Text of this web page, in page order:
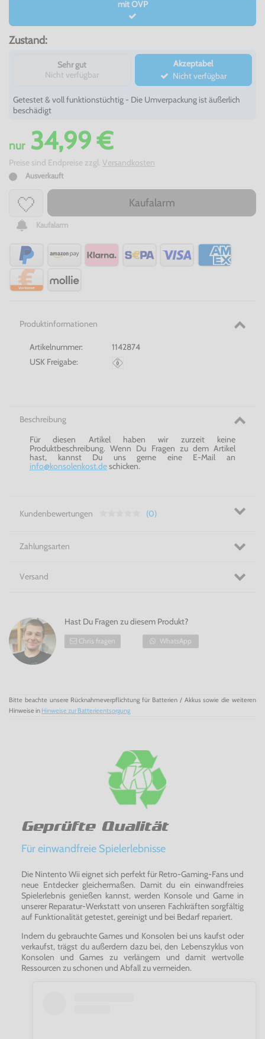
mit OVP
Zustand:
Sehr gut
Nicht verfügbar
Akzeptabel
Nicht verfügbar
Getestet & voll funktionstüchtig - Die Umverpackung ist äußerlich
beschädigt
nur34,99 €
Preise sind Endpreise zzgl. Versandkosten
Ausverkauft
Kaufalarm
Kaufalarm
Produktinformationen
Artikelnummer:
1142874
USK Freigabe:
Beschreibung
Für diesen Artikel haben wir zurzeit keine
Produktbeschreibung. Wenn Du Fragen zu dem Artikel
hast, kannst Du uns gerne eine E-Mail an
info@konsolenkost.deschicken.
Kundenbewertungen (0)
Zahlungsarten
Versand
Hast Du Fragen zu diesem Produkt?
Chris fragen WhatsApp
Bitte beachte unsere Rücknahmeverpflichtung für Batterien / Akkus sowie die weiteren
Hinweise in Hinweise zur Batterieentsorgung
Geprüfte Qualität
Für einwandfreie Spielerlebnisse
Die Nintento Wii eignet sich perfekt für Retro-Gaming-Fans und
neue Entdecker gleichermaßen. Damit du ein einwandfreies
Spielerlebnis genießen kannst, werden Konsole und Game in
unserer Reparatur-Werkstatt von unseren Fachkräften sorgfältig
auf Funktionalität getestet, gereinigt und bei Bedarf repariert.
Indem du gebrauchte Games und Konsolen bei uns kaufst oder
verkaufst, trägst du außerdem dazu bei, den Lebenszyklus von
Konsolen und Games zu verlängern und damit wertvolle
Ressourcen zu schonen und Abfall zu vermeiden.